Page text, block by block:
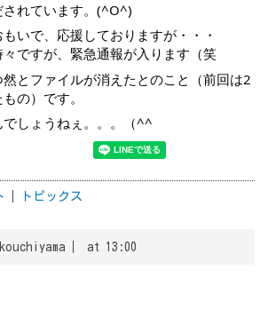
れています。(^O^)
いで、応援しておりますが・・・
ですが、緊急通報が入ります（笑
とファイルが消えたとのこと（前回は2
の）です。
でしょうねぇ。。。（^^
トピックス
at 13:00